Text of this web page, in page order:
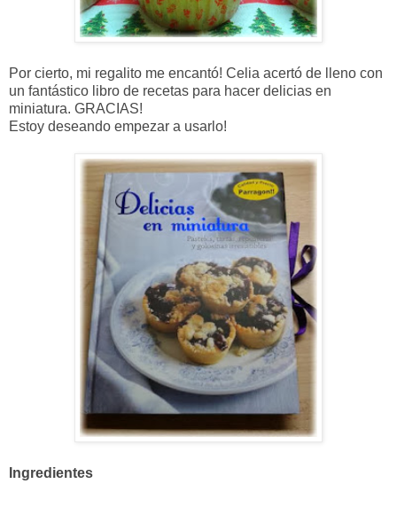
Por cierto, mi regalito me encantó! Celia acertó de lleno con
un fantástico libro de recetas para hacer delicias en
miniatura. GRACIAS!
Estoy deseando empezar a usarlo!
Ingredientes